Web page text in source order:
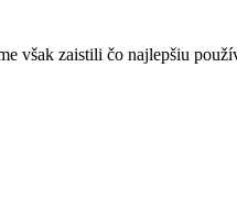
však zaistili čo najlepšiu